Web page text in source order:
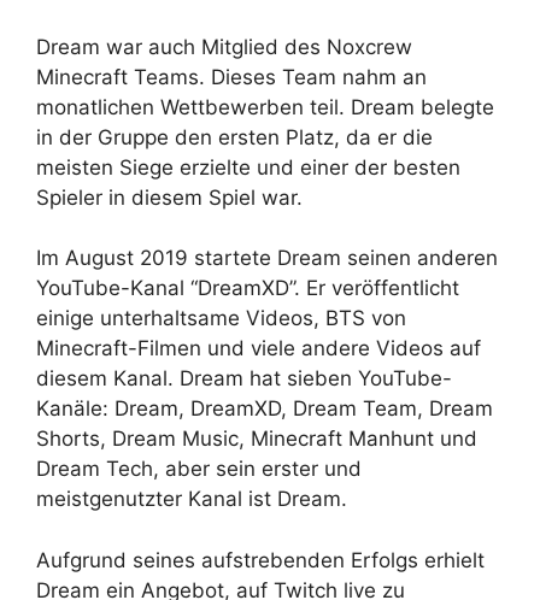
Dream war auch Mitglied des Noxcrew
Minecraft Teams. Dieses Team nahm an
monatlichen Wettbewerben teil. Dream belegte
in der Gruppe den ersten Platz, da er die
meisten Siege erzielte und einer der besten
Spieler in diesem Spiel war.
Im August 2019 startete Dream seinen anderen
YouTube-Kanal “DreamXD”. Er veröffentlicht
einige unterhaltsame Videos, BTS von
Minecraft-Filmen und viele andere Videos auf
diesem Kanal. Dream hat sieben YouTube-
Kanäle: Dream, DreamXD, Dream Team, Dream
Shorts, Dream Music, Minecraft Manhunt und
Dream Tech, aber sein erster und
meistgenutzter Kanal ist Dream.
Aufgrund seines aufstrebenden Erfolgs erhielt
Dream ein Angebot, auf Twitch live zu